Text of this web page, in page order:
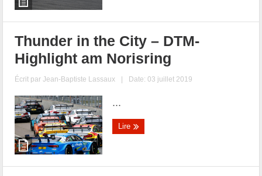
Thunder in the City – DTM-
Highlight am Norisring
Écrit parJean-Baptiste Lassaux | Date: 03 juillet 2019
...
Lire